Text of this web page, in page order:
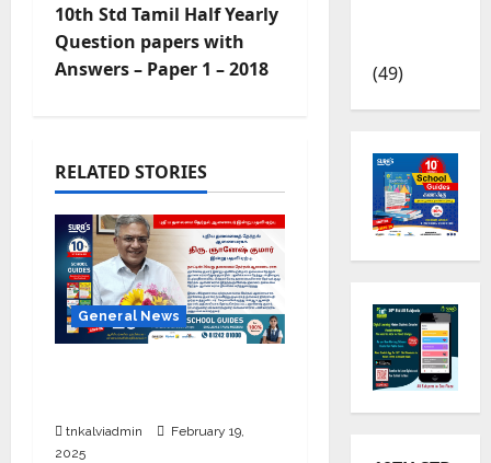
10th Std Tamil Half Yearly
Question papers with
Answers – Paper 1 – 2018
RELATED STORIES
General News
tnkalviadmin
February 19,
2025
(49)